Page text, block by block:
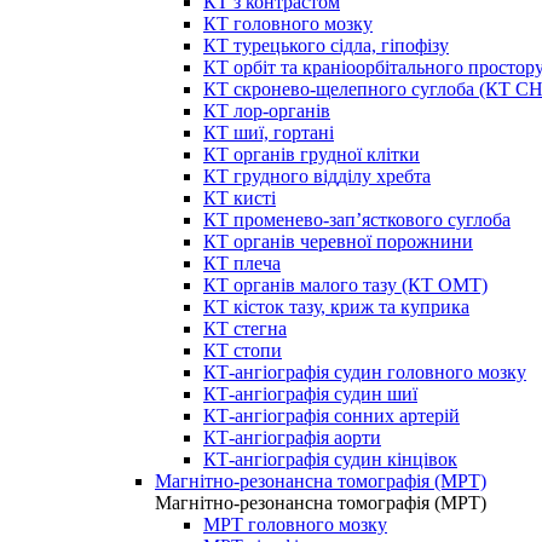
КТ головного мозку
КТ турецького сідла, гіпофізу
КТ орбіт та краніоорбітального
КТ скронево-щелепного суглоба (КТ
КТ лор-органів
КТ шиї, гортані
КТ органів грудної клітки
КТ грудного відділу хребта
КТ кисті
КТ променево-зап’ясткового суглоба
КТ органів черевної порожнини
КТ плеча
КТ органів малого тазу (КТ ОМТ)
КТ кісток тазу, криж та куприка
КТ стегна
КТ стопи
КТ-ангіографія судин головного мозку
КТ-ангіографія судин шиї
КТ-ангіографія сонних артерій
КТ-ангіографія аорти
КТ-ангіографія судин кінцівок
Магнітно-резонансна томографія (МРТ)
Магнітно-резонансна томографія (МРТ)
МРТ головного мозку